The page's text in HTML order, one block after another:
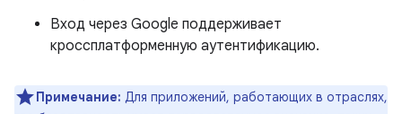
Вход через Google поддерживает
кроссплатформенную аутентификацию.
Примечание: Для приложений, работающих в отраслях,